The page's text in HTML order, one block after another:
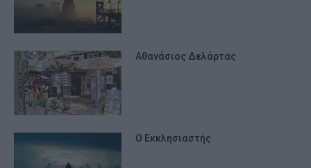
Αθανάσιος Δελάρτας
Ο Εκκλησιαστής